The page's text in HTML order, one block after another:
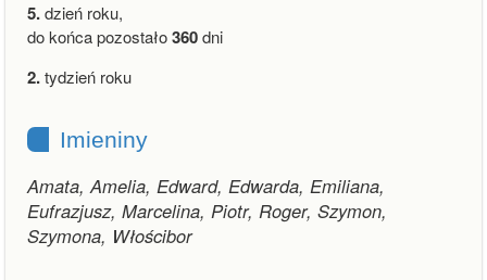
5.dzień roku,
do końca pozostało360dni
2.tydzień roku
Imieniny
Amata, Amelia, Edward, Edwarda, Emiliana,
Eufrazjusz, Marcelina, Piotr, Roger, Szymon,
Szymona, Włościbor